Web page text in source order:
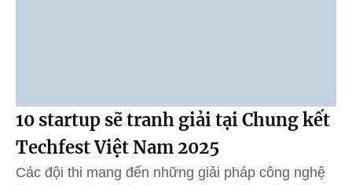
10 startup sẽ tranh giải tại Chung kết
Techfest Việt Nam 2025
Các đội thi mang đến những giải pháp công nghệ